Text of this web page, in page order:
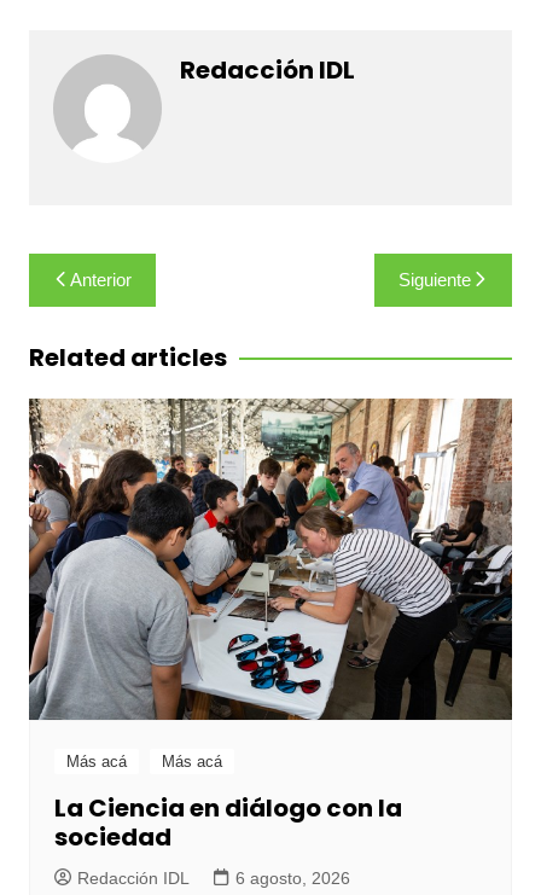
Redacción IDL
Navegación
de
entradas
Anterior Siguiente
Related articles
Más acá Más acá
La Ciencia en diálogo con la
sociedad
Redacción IDL 6 agosto, 2026